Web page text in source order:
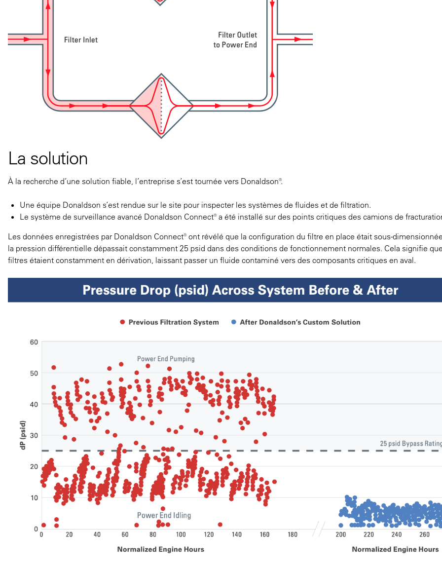
La solution
À la recherche d’une solution fiable, l’entreprise s’est tournée vers Donaldson®.
Une équipe Donaldson s’est rendue sur le site pour inspecter les systèmes de fluides et de filtration.
Le système de surveillance avancé Donaldson Connect® a été installé sur des points critiques des camions de
Les données enregistrées par Donaldson Connect® ont révélé que la configuration du filtre en place était sous-
la pression différentielle dépassait constamment 25 psid dans des conditions de fonctionnement normales. Cela signifie
filtres étaient constamment en dérivation, laissant passer un fluide contaminé vers des composants critiques en aval.